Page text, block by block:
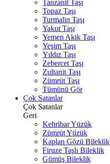
Tanzanit Taşı
Topaz Taşı
Turmalin Taşı
Yakut Taşı
Yemen Akik Taşı
Yeşim Taşı
Yıldız Taşı
Zebercet Taşı
Zultanit Taşı
Zümrüt Taşı
Tümünü Gör
Çok Satanlar
Çok Satanlar
Geri
Kehribar Yüzük
Zümrüt Yüzük
Kaplan Gözü Bileklik
Firuze Taşlı Bileklik
Gümüş Bileklik